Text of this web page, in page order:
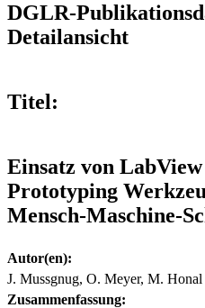
DGLR-
Detailansicht
Titel:
Einsatz von
Prototyping
Mensch-Maschine-
Autor(en):
J. Mussgnug, O. Meyer, M. Honal
Zusammenfassung: